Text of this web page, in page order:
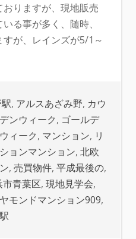
りますが、現地販売
る事が多く、随時、
が、レインズが5/1～
, アルスあざみ野, カウ
ンウィーク, ゴールデ
ィーク, マンション, リ
ョンマンション, 北欧
, 売買物件, 平成最後の,
市青葉区, 現地見学会,
モンドマンション909,